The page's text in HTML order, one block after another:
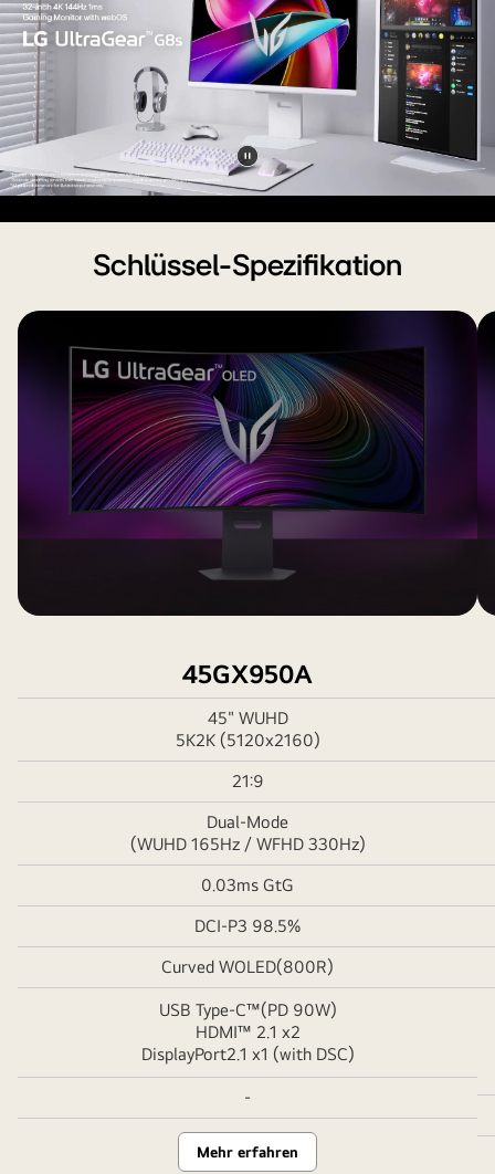
Video
Schlüssel-Spezifikation
45GX950A
45" WUHD
5K2K (5120x2160)
21:9
Dual-Mode
(WUHD 165Hz / WFHD 330Hz)
0.03ms GtG
DCI-P3 98.5%
Curved WOLED(800R)
USB Type-C™(PD 90W)
HDMI™ 2.1 x2
DisplayPort2.1 x1 (with DSC)
-
Mehr erfahren